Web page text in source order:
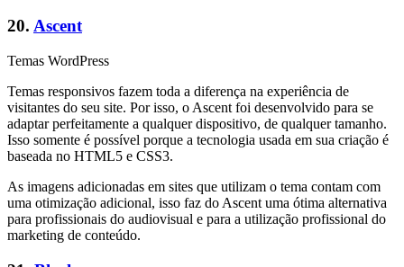
20. Ascent
Temas WordPress
Temas responsivos fazem toda a diferença na experiência de
visitantes do seu site. Por isso, o Ascent foi desenvolvido para se
adaptar perfeitamente a qualquer dispositivo, de qualquer tamanho.
Isso somente é possível porque a tecnologia usada em sua criação é
baseada no HTML5 e CSS3.
As imagens adicionadas em sites que utilizam o tema contam com
uma otimização adicional, isso faz do Ascent uma ótima alternativa
para profissionais do audiovisual e para a utilização profissional do
marketing de conteúdo.